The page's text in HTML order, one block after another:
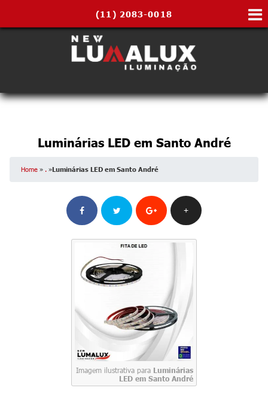
(11) 2083-0018
Luminárias LED em Santo André
Home » . »Luminárias LED em Santo André
+
Imagem ilustrativa para Luminárias
LED em Santo André